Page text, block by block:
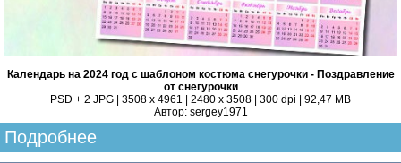
Календарь на 2024 год с шаблоном костюма снегурочки - Поздравление
от снегурочки
PSD + 2 JPG | 3508 x 4961 | 2480 x 3508 | 300 dpi | 92,47 MB
Автор: sergey1971
Подробнее